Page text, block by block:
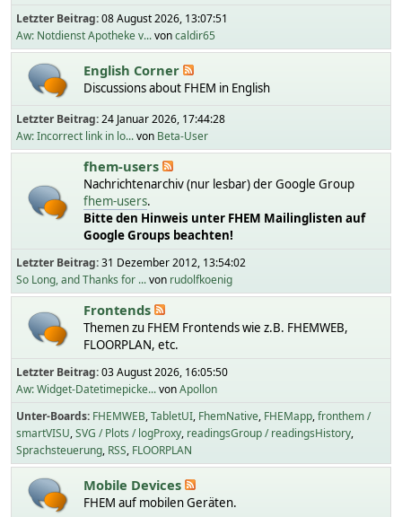
Letzter Beitrag:08 August 2026, 13:07:51
Aw: Notdienst Apotheke v...voncaldir65
English Corner
Discussions about FHEM in English
Letzter Beitrag:24 Januar 2026, 17:44:28
Aw: Incorrect link in lo...von Beta-User
fhem-users
Nachrichtenarchiv (nur lesbar) der Google Group
fhem-users.
Bitte den Hinweis unter FHEM Mailinglisten auf
Google Groups beachten!
Letzter Beitrag:31 Dezember 2012, 13:54:02
So Long, and Thanks for ...von rudolfkoenig
Frontends
Themen zu FHEM Frontends wie z.B. FHEMWEB,
FLOORPLAN, etc.
Letzter Beitrag:03 August 2026, 16:05:50
Aw: Widget-Datetimepicke...vonApollon
Unter-Boards FHEMWEB TabletUI FhemNative FHEMapp fronthem /
smartVISU SVG / Plots / logProxy readingsGroup / readingsHistory
Sprachsteuerung RSS FLOORPLAN
Mobile Devices
FHEM auf mobilen Geräten.